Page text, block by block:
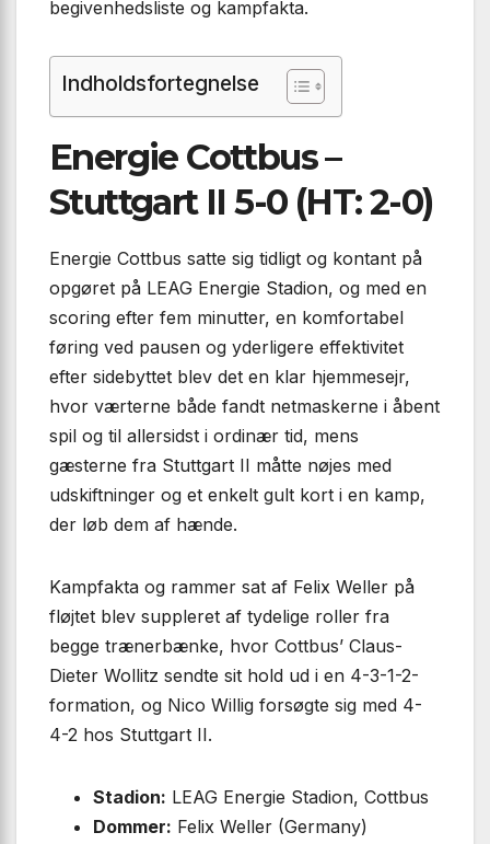
begivenhedsliste og kampfakta.
Indholdsfortegnelse
Energie Cottbus –
Stuttgart II 5-0 (HT: 2-0)
Energie Cottbus satte sig tidligt og kontant på
opgøret på LEAG Energie Stadion, og med en
scoring efter fem minutter, en komfortabel
føring ved pausen og yderligere effektivitet
efter sidebyttet blev det en klar hjemmesejr,
hvor værterne både fandt netmaskerne i åbent
spil og til allersidst i ordinær tid, mens
gæsterne fra Stuttgart II måtte nøjes med
udskiftninger og et enkelt gult kort i en kamp,
der løb dem af hænde.
Kampfakta og rammer sat af Felix Weller på
fløjtet blev suppleret af tydelige roller fra
begge trænerbænke, hvor Cottbus’ Claus-
Dieter Wollitz sendte sit hold ud i en 4-3-1-2-
formation, og Nico Willig forsøgte sig med 4-
4-2 hos Stuttgart II.
Stadion: LEAG Energie Stadion, Cottbus
Dommer: Felix Weller (Germany)